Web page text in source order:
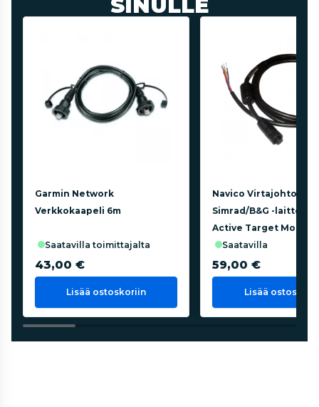
Garmin Network
Verkkokaapeli 6m
saatavilla toimittajalta
43,00 €
Lisää ostoskoriin
Navico Virtajohto
Simrad/B&G -
Active Target
saatavilla
59,00 €
Lisää